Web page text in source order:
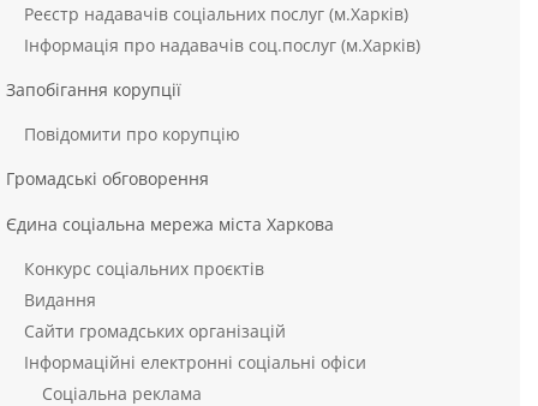
Реєстр надавачів соціальних послуг (м.Харків)
Інформація про надавачів соц.послуг (м.Харків)
Запобігання корупції
Повідомити про корупцію
Громадські обговорення
Єдина соціальна мережа міста Харкова
Конкурс соціальних проєктів
Видання
Сайти громадських організацій
Інформаційні електронні соціальні офіси
Соціальна реклама